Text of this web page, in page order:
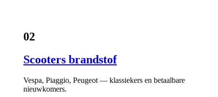
02
Scooters brandstof
Vespa, Piaggio, Peugeot — klassiekers en betaalbare
nieuwkomers.